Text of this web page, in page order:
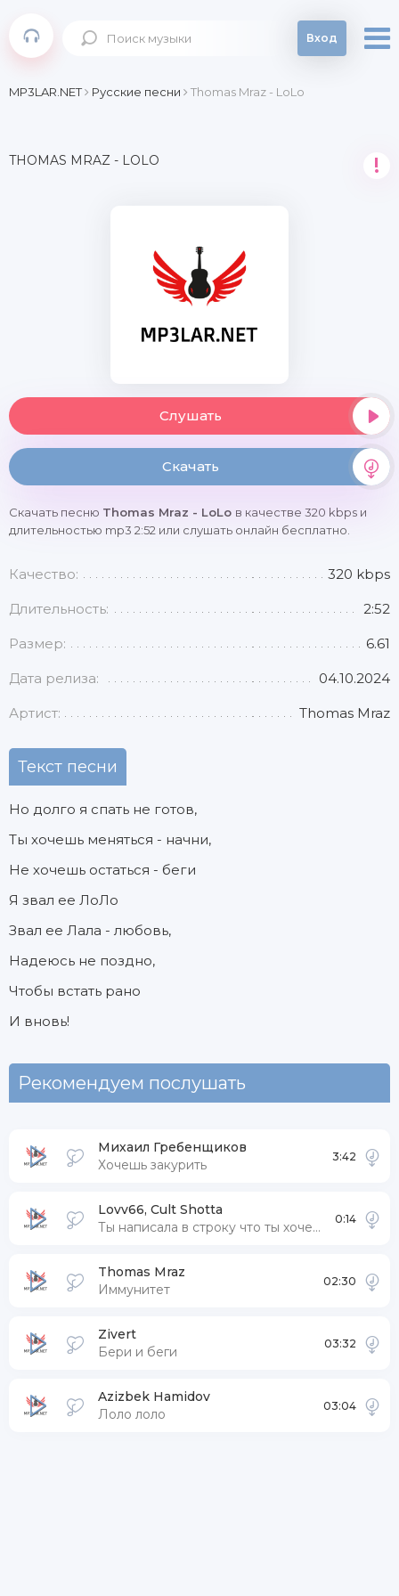
Вход
MP3LAR.NET Русские песни Thomas Mraz - LoLo
THOMAS MRAZ - LOLO !
Слушать
Скачать
Скачать песню Thomas Mraz - LoLo в качестве 320 kbps и
длительностью mp3 2:52 или слушать онлайн бесплатно.
Качество: 320 kbps
Длительность: 2:52
Размер: 6.61
Дата релиза: 04.10.2024
Артист: Thomas Mraz
Текст песни
Но долго я спать не готов,
Ты хочешь меняться - начни,
Не хочешь остаться - беги
Я звал ее ЛоЛо
Звал ее Лала - любовь,
Надеюсь не поздно,
Чтобы встать рано
И вновь!
Рекомендуем послушать
Михаил Гребенщиков
Хочешь закурить
3:42
Lovv66, Cult Shotta
Ты написала в строку что ты хочешь остаться
0:14
Thomas Mraz
Иммунитет
02:30
Zivert
Бери и беги
03:32
Azizbek Hamidov
Лоло лоло
03:04